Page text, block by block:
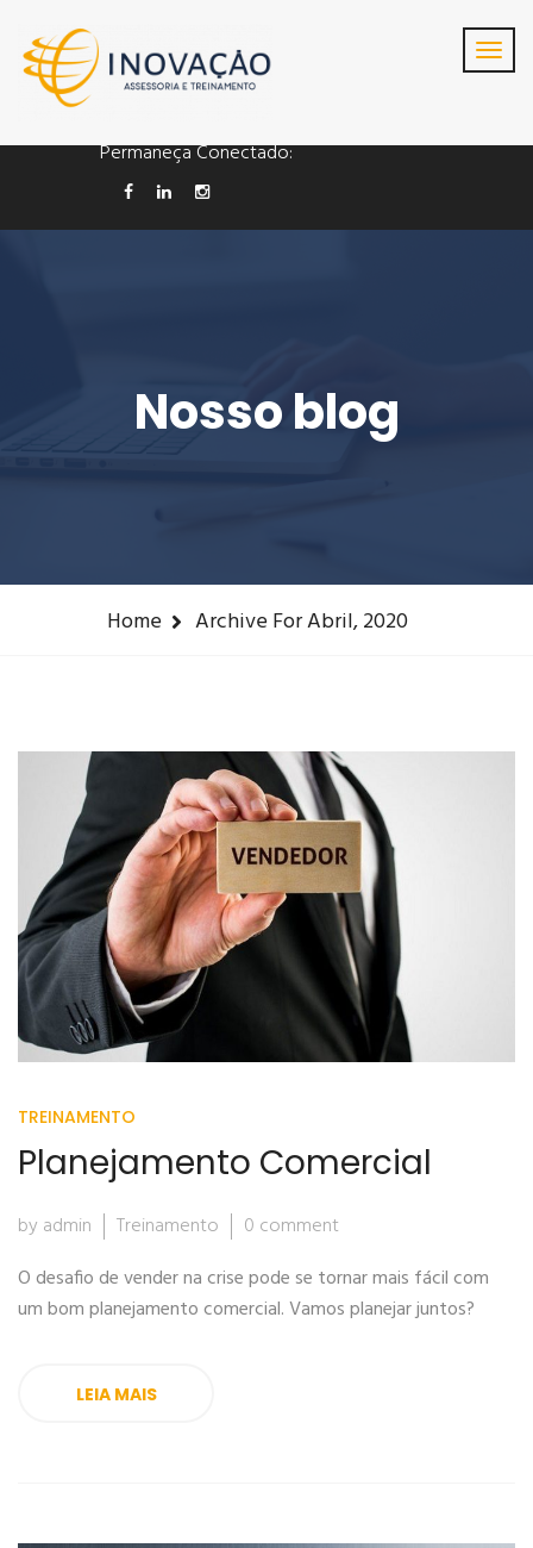
98129-9963
Permaneça Conectado:
Nosso blog
Home Archive For Abril, 2020
TREINAMENTO
Planejamento Comercial
by admin Treinamento
0 comment
O desafio de vender na crise pode se tornar mais fácil com
um bom planejamento comercial. Vamos planejar juntos?
LEIA MAIS